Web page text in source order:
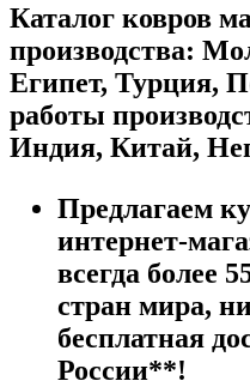
Каталог ковров
производства:
Египет, Турция,
работы
Индия, Китай,
Предлагаем
интернет-
всегда более
стран мира,
бесплатная
России**!